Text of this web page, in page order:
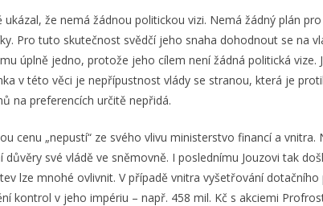
ukázal, že nemá žádnou politickou vizi. Nemá žádný plán
Pro tuto skutečnost svědčí jeho snaha dohodnout se na
úplně jedno, protože jeho cílem není žádná politická
v této věci je nepřípustnost vlády se stranou, která je
na preferencích určitě nepřidá.
cenu „nepustí“ ze svého vlivu ministerstvo financí a
důvěry své vládě ve sněmovně. I poslednímu Jouzovi tak
lze mnohé ovlivnit. V případě vnitra vyšetřování
kontrol v jeho impériu – např. 458 mil. Kč s akciemi